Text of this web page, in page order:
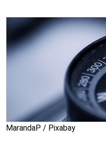
MarandaP / Pixabay